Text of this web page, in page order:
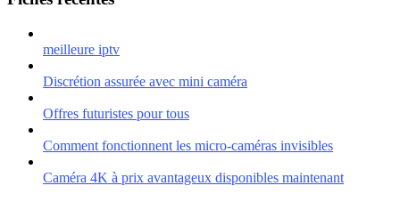
meilleure iptv
Discrétion assurée avec mini caméra
Offres futuristes pour tous
Comment fonctionnent les micro-caméras invisibles
Caméra 4K à prix avantageux disponibles maintenant